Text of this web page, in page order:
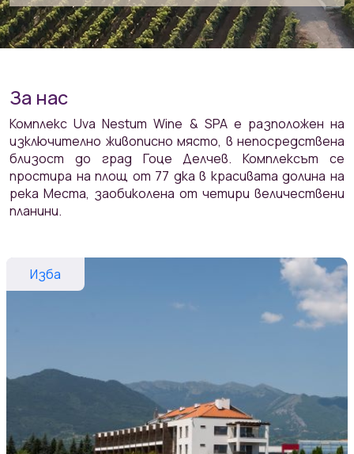
За нас
Комплекс Uva Nestum Wine & SPA е разположен на
изключително живописно място, в непосредствена
близост до град Гоце Делчев. Комплексът се
простира на площ от 77 дка в красивата долина на
река Места, заобиколена от четири величествени
планини.
Изба